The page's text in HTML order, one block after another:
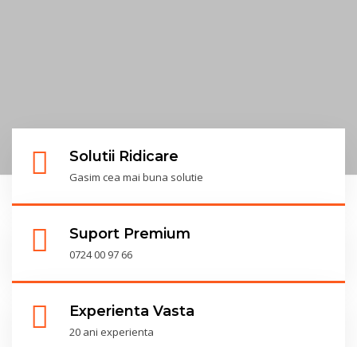
Solutii Ridicare
Gasim cea mai buna solutie
Suport Premium
0724 00 97 66
Experienta Vasta
20 ani experienta